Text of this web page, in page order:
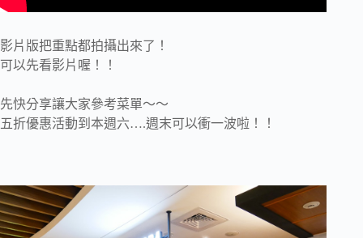
影片版把重點都拍攝出來了！
可以先看影片喔！！
先快分享讓大家參考菜單～～
五折優惠活動到本週六….週末可以衝一波啦！！